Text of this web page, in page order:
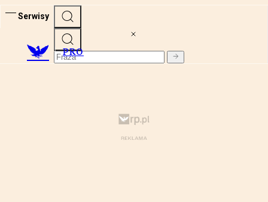
Serwisy
PRO